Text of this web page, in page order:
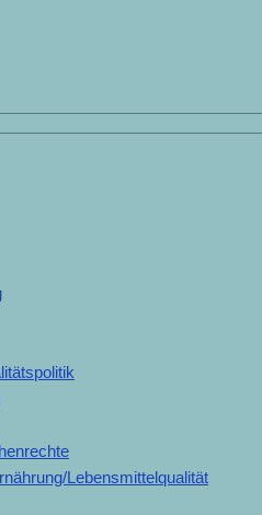
Lebensmittelqualität